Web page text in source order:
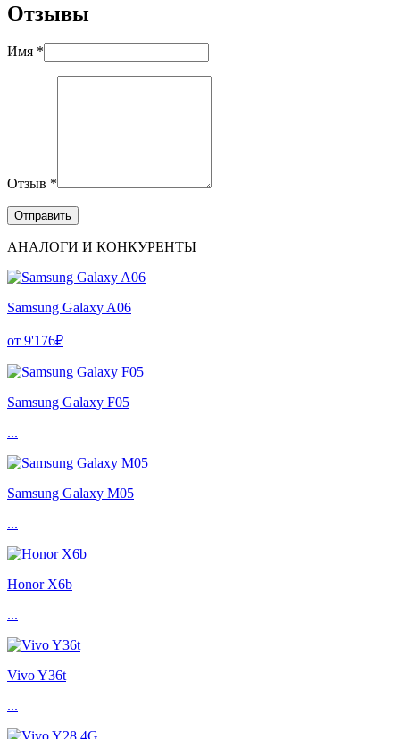
Отзывы
Имя *
Отзыв *
АНАЛОГИ И КОНКУРЕНТЫ
Samsung Galaxy A06
от 9'176₽
Samsung Galaxy F05
...
Samsung Galaxy M05
...
Honor X6b
...
Vivo Y36t
...